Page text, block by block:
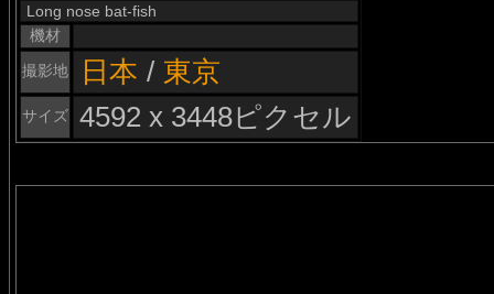
Long nose bat-fish
機材
撮影地
日本 / 東京
サイズ 4592 x 3448ピクセル